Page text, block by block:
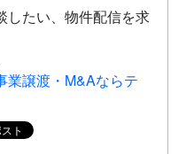
したい、物件配信を求
業譲渡・M&Aならテ